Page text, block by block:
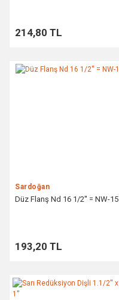
214,80 TL
Sardoğan
Düz Flanş Nd 16 1/2'' = NW-15
193,20 TL